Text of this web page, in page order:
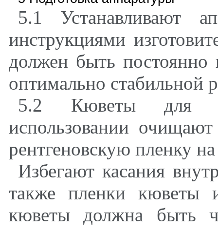
5.1 Устанавливают
инструкциями
должен быть постоянно
оптимально стабильной
5.2 Кюветы для
использовании
рентгеновскую пленку
Избегают касания
также пленки кюветы
кюветы должна быть